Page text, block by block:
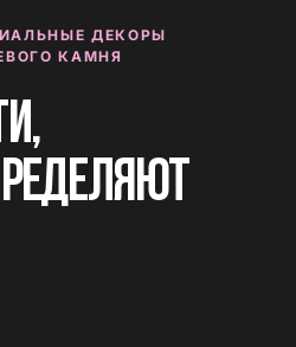
ДЕКОРЫ
КАМНЯ